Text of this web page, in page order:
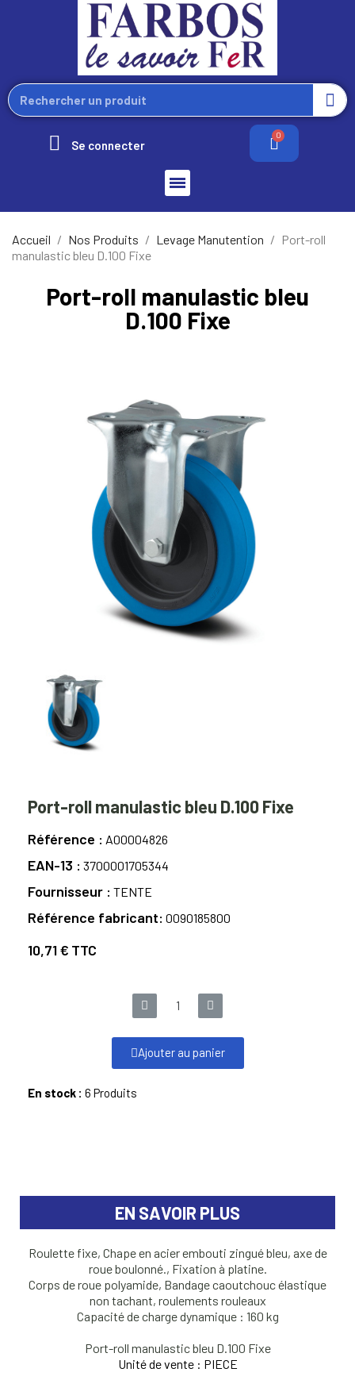
Se connecter
Accueil Nos Produits Levage Manutention
Port-roll
manulastic bleu D.100 Fixe
Port-roll manulastic bleu
D.100 Fixe
Port-roll manulastic bleu D.100 Fixe
Référence A00004826
EAN-13 3700001705344
Fournisseur TENTE
Référence fabricant 0090185800
10,71 € TTC
Ajouter au panier
En stock : 6 Produits
EN SAVOIR PLUS
Roulette fixe, Chape en acier embouti zingué bleu, axe de
roue boulonné., Fixation à platine.
Corps de roue polyamide, Bandage caoutchouc élastique
non tachant, roulements rouleaux
Capacité de charge dynamique : 160 kg
Port-roll manulastic bleu D.100 Fixe
Unité de vente : PIECE